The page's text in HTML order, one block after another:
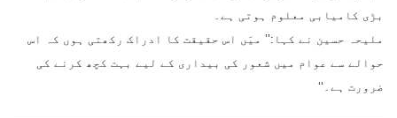
بڑی کامیابی معلوم ہوتی ہے۔
ملیحہ حسین نے کہا:’’ میَں اس حقیقت کا ادراک رکھتی ہوں کہ اس
حوالے سے عوام میں شعور کی بیداری کے لیے بہت کچھ کرنے کی
ضرورت ہے۔‘‘